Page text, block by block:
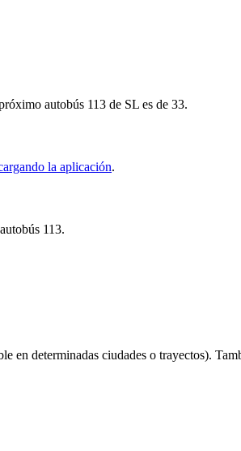
autobús 113 de SL es de 33.
la aplicación.
113.
en determinadas ciudades o trayectos).